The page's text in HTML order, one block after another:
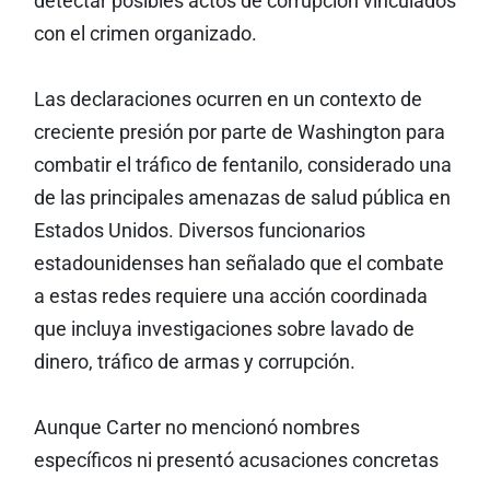
con el crimen organizado.
Las declaraciones ocurren en un contexto de
creciente presión por parte de Washington para
combatir el tráfico de fentanilo, considerado una
de las principales amenazas de salud pública en
Estados Unidos. Diversos funcionarios
estadounidenses han señalado que el combate
a estas redes requiere una acción coordinada
que incluya investigaciones sobre lavado de
dinero, tráfico de armas y corrupción.
Aunque Carter no mencionó nombres
específicos ni presentó acusaciones concretas